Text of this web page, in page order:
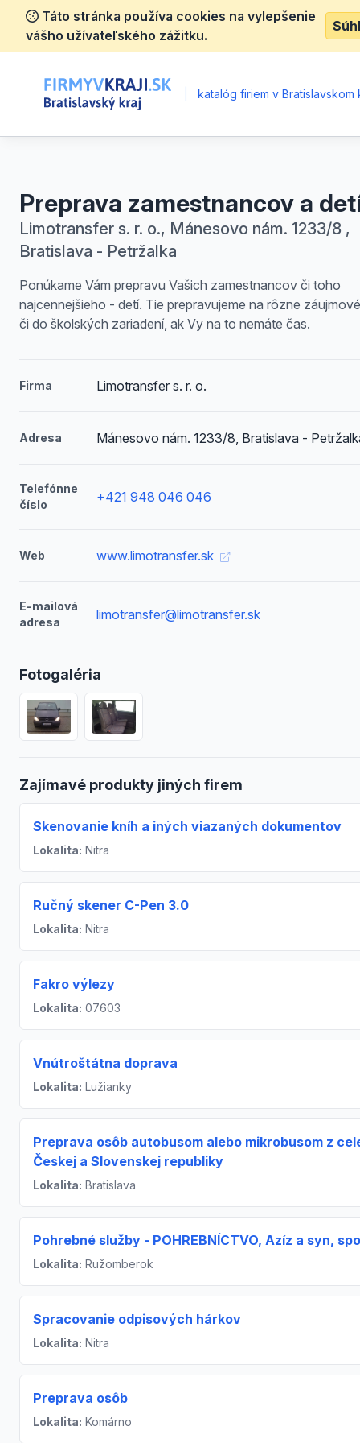
Táto stránka používa cookies na vylepšenie
vášho užívateľského zážitku.
katalóg firiem v Bratislavskom
Preprava zamestnancov a
Limotransfer s. r. o., Mánesovo nám. 1233/8 ,
Bratislava - Petržalka
Ponúkame Vám prepravu Vašich zamestnancov či toho
najcennejšieho - detí. Tie prepravujeme na rôzne
či do školských zariadení, ak Vy na to nemáte čas.
Firma Limotransfer s. r. o.
Adresa Mánesovo nám. 1233/8, Bratislava -
Telefónne
číslo
+421 948 046 046
Web www.limotransfer.sk
E-mailová
adresa
limotransfer@limotransfer.sk
Fotogaléria
Zajímavé produkty jiných firem
Skenovanie kníh a iných viazaných dokumentov
Lokalita: Nitra
Ručný skener C-Pen 3.0
Lokalita: Nitra
Fakro výlezy
Lokalita: 07603
Vnútroštátna doprava
Lokalita: Lužianky
Preprava osôb autobusom alebo mikrobusom z
Českej a Slovenskej republiky
Lokalita: Bratislava
Pohrebné služby - POHREBNÍCTVO, Azíz a syn,
Lokalita: Ružomberok
Spracovanie odpisových hárkov
Lokalita: Nitra
Preprava osôb
Lokalita: Komárno